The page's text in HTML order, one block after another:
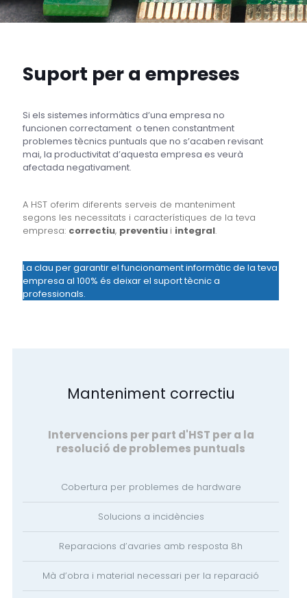
Suport per a empreses
Si els sistemes informàtics d’una empresa no
funcionen correctament o tenen constantment
problemes tècnics puntuals que no s’acaben revisant
mai, la productivitat d’aquesta empresa es veurà
afectada negativament.
A HST oferim diferents serveis de manteniment
segons les necessitats i característiques de la teva
empresa: correctiu, preventiu i integral.
La clau per garantir el funcionament informàtic de la teva
empresa al 100% és deixar el suport tècnic a
professionals.
Manteniment correctiu
Intervencions per part d'HST per a la
resolució de problemes puntuals
Cobertura per problemes de hardware
Solucions a incidències
Reparacions d’avaries amb resposta 8h
Mà d’obra i material necessari per la reparació